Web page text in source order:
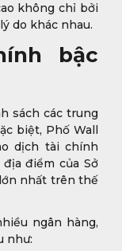
không chỉ bởi
do khác nhau.
bậc
sách các trung
biệt, Phố Wall
dịch tài chính
điểm của Sở
nhất trên thế
ngân hàng,
như: